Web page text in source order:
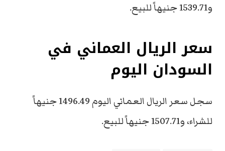
و1539.71 جنيهاً للبيع.
سعر الريال العماني في
السودان اليوم
سجل سعر الريال العماني اليوم 1496.49 جنيهاً
للشراء، و1507.71 جنيهاً للبيع.